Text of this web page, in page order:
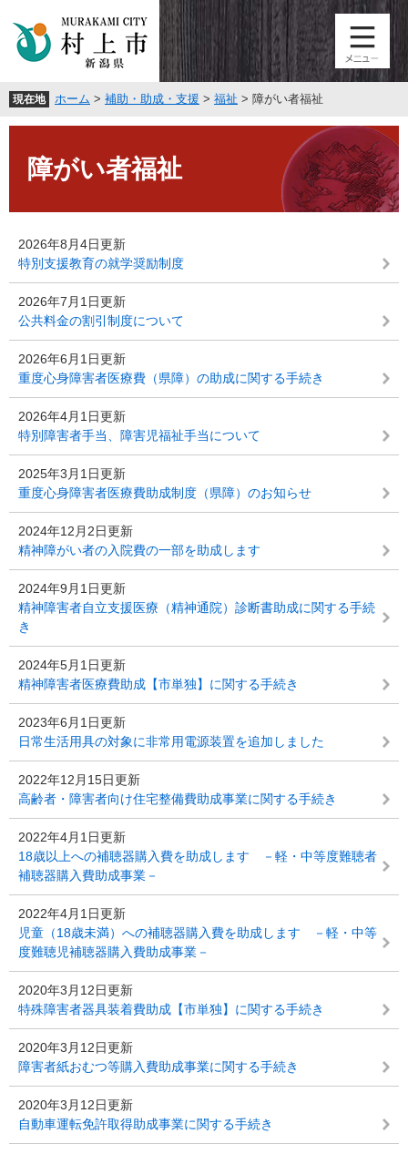
頭
で
飛
ば
現在地 ホーム > 補助・助成・支援 > 福祉 > 障がい者福祉
障がい者福祉
2026年8月4日更新
特別支援教育の就学奨励制度
2026年7月1日更新
公共料金の割引制度について
2026年6月1日更新
重度心身障害者医療費（県障）の助成に関する手続き
2026年4月1日更新
特別障害者手当、障害児福祉手当について
2025年3月1日更新
重度心身障害者医療費助成制度（県障）のお知らせ
2024年12月2日更新
精神障がい者の入院費の一部を助成します
2024年9月1日更新
精神障害者自立支援医療（精神通院）診断書助成に関する手続
き
2024年5月1日更新
精神障害者医療費助成【市単独】に関する手続き
2023年6月1日更新
日常生活用具の対象に非常用電源装置を追加しました
2022年12月15日更新
高齢者・障害者向け住宅整備費助成事業に関する手続き
2022年4月1日更新
18歳以上への補聴器購入費を助成します －軽・中等度難聴者
補聴器購入費助成事業－
2022年4月1日更新
児童（18歳未満）への補聴器購入費を助成します －軽・中等
度難聴児補聴器購入費助成事業－
2020年3月12日更新
特殊障害者器具装着費助成【市単独】に関する手続き
2020年3月12日更新
障害者紙おむつ等購入費助成事業に関する手続き
2020年3月12日更新
自動車運転免許取得助成事業に関する手続き